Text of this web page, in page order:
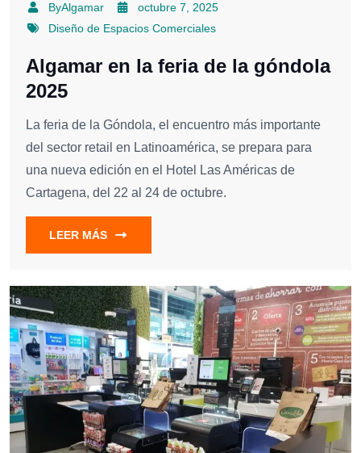
ByAlgamar
octubre 7, 2025
Diseño de Espacios Comerciales
Algamar en la feria de la góndola
2025
La feria de la Góndola, el encuentro más importante
del sector retail en Latinoamérica, se prepara para
una nueva edición en el Hotel Las Américas de
Cartagena, del 22 al 24 de octubre.
LEER MÁS